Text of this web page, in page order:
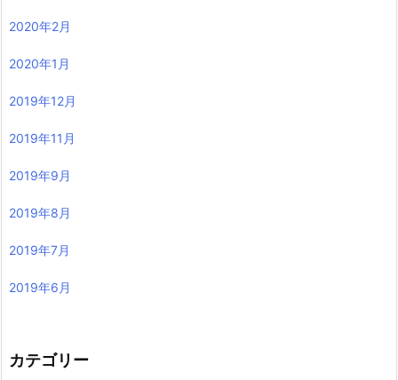
2020年2月
2020年1月
2019年12月
2019年11月
2019年9月
2019年8月
2019年7月
2019年6月
カテゴリー